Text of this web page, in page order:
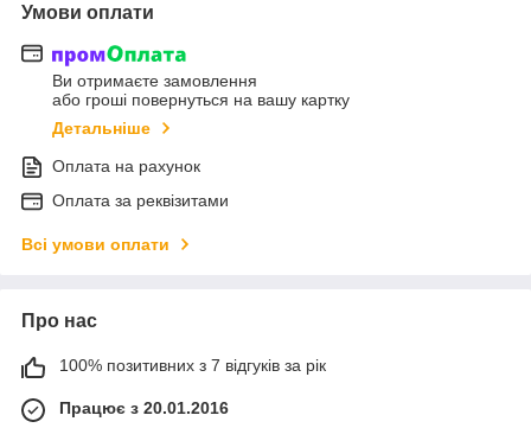
Умови оплати
Ви отримаєте замовлення
або гроші повернуться на вашу картку
Детальніше
Оплата на рахунок
Оплата за реквізитами
Всі умови оплати
Про нас
100% позитивних з 7 відгуків за рік
Працює з 20.01.2016